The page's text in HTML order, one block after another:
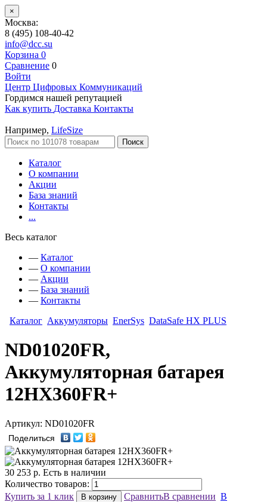
×
Москва:
8 (495) 108-40-42
info@dcc.su
Корзина 0
Сравнение 0
Войти
Центр Цифровых Коммуникаций
Гордимся нашей репутацией
Как купить Доставка Контакты
Например, LifeSize
Поиск
Каталог
О компании
Акции
База знаний
Контакты
...
Весь каталог
— Каталог
— О компании
— Акции
— База знаний
— Контакты
Каталог Аккумуляторы EnerSys DataSafe HX PLUS
ND01020FR,
Аккумуляторная батарея
12HX360FR+
Артикул: ND01020FR
Поделиться
30 253 р. Есть в наличии
Количество товаров:
Купить за 1 клик
В корзину СравнитьВ сравнении В